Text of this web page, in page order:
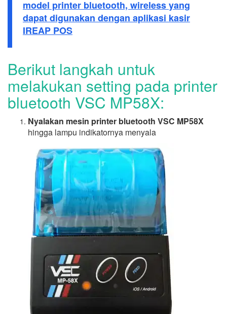
model printer bluetooth, wireless yang
dapat digunakan dengan aplikasi kasir
IREAP POS
Berikut langkah untuk
melakukan setting pada printer
bluetooth VSC MP58X:
Nyalakan mesin printer bluetooth VSC MP58X
hingga lampu indikatornya menyala